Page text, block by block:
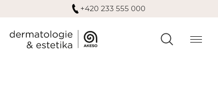
+420 233 555 000